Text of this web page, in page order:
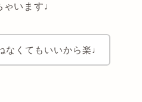
ゃいます♩
なくてもいいから楽♩